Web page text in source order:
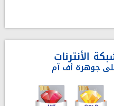
الأنترنات
جوهرة أف آم